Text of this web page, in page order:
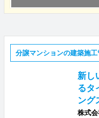
分譲マンションの建築施
新し
るタ
ング
株式